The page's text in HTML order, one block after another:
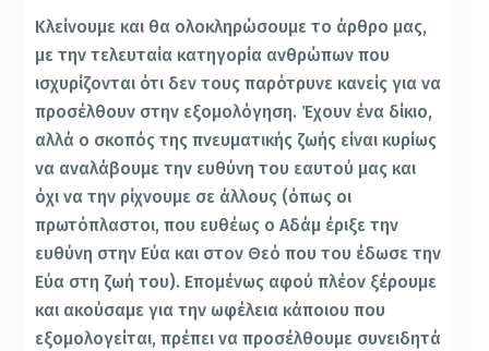
Κλείνουμε και θα ολοκληρώσουμε το άρθρο μας,
με την τελευταία κατηγορία ανθρώπων που
ισχυρίζονται ότι δεν τους παρότρυνε κανείς για να
προσέλθουν στην εξομολόγηση. Έχουν ένα δίκιο,
αλλά ο σκοπός της πνευματικής ζωής είναι κυρίως
να αναλάβουμε την ευθύνη του εαυτού μας και
όχι να την ρίχνουμε σε άλλους (όπως οι
πρωτόπλαστοι, που ευθέως ο Αδάμ έριξε την
ευθύνη στην Εύα και στον Θεό που του έδωσε την
Εύα στη ζωή του). Επομένως αφού πλέον ξέρουμε
και ακούσαμε για την ωφέλεια κάποιου που
εξομολογείται, πρέπει να προσέλθουμε συνειδητά